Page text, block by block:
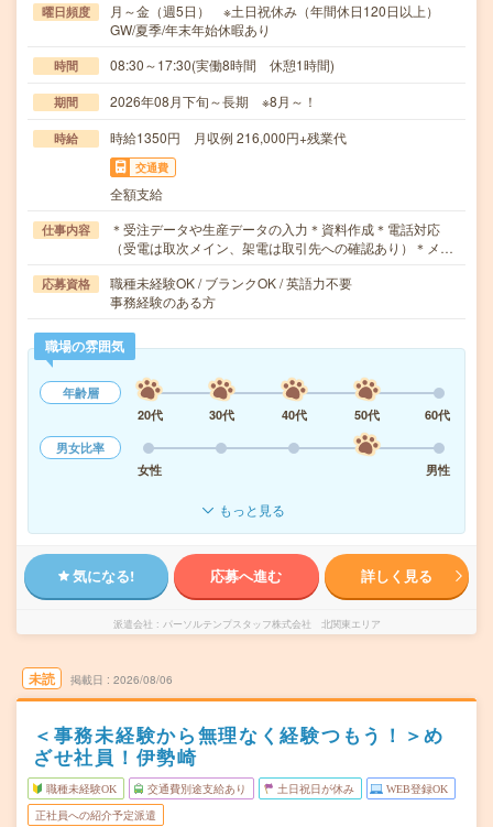
曜日頻度
月～金（週5日） ※土日祝休み（年間休日120日以上）
GW/夏季/年末年始休暇あり
時間 08:30～17:30(実働8時間 休憩1時間)
期間 2026年08月下旬～長期 ※8月～！
時給 時給1350円 月収例 216,000円+残業代
交通費
全額支給
仕事内容
＊受注データや生産データの入力＊資料作成＊電話対応
（受電は取次メイン、架電は取引先への確認あり）＊メ…
応募資格
職種未経験OK / ブランクOK / 英語力不要
事務経験のある方
職場の雰囲気
年齢層
20代
30代 40代 50代
60代
男女比率
女性
男性
もっと見る
気になる! 応募へ進む 詳しく見る
派遣会社 パーソルテンプスタッフ株式会社 北関東エリア
未読 掲載日 2026/08/06
＜事務未経験から無理なく経験つもう！＞め
ざせ社員！伊勢崎
職種未経験OK 交通費別途支給あり 土日祝日が休み WEB登録OK
正社員への紹介予定派遣